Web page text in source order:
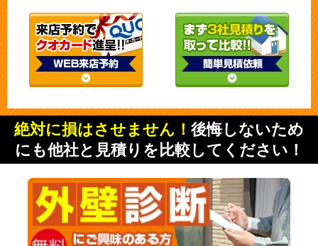
絶対に損はさせません！ 後悔しないため
にも他社と見積りを比較してください！